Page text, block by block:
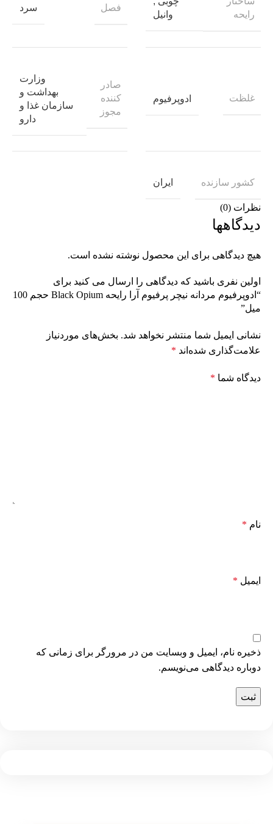
رایحه
وانیل
فصل سرد
غلظت ادوپرفیوم
صادر
کننده
مجوز
وزارت
بهداشت و
سازمان غذا و
دارو
کشور سازنده ایران
نظرات (0)
دیدگاهها
هیچ دیدگاهی برای این محصول نوشته نشده است.
اولین نفری باشید که دیدگاهی را ارسال می کنید برای
“ادوپرفیوم مردانه نیچر پرفیوم آرا رایحه Black Opium حجم 100
میل”
نشانی ایمیل شما منتشر نخواهد شد. بخش‌های موردنیاز
علامت‌گذاری شده‌اند *
دیدگاه شما *
نام *
ایمیل *
ذخیره نام، ایمیل و وبسایت من در مرورگر برای زمانی که
دوباره دیدگاهی می‌نویسم.